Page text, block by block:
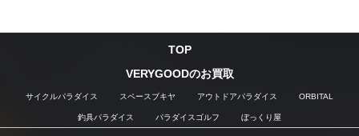
TOP
VERYGOODのお買取
サイクルパラダイス スペースブキヤ アウトドアパラダイス ORBITAL
釣具パラダイス パラダイスゴルフ ぼっくり屋